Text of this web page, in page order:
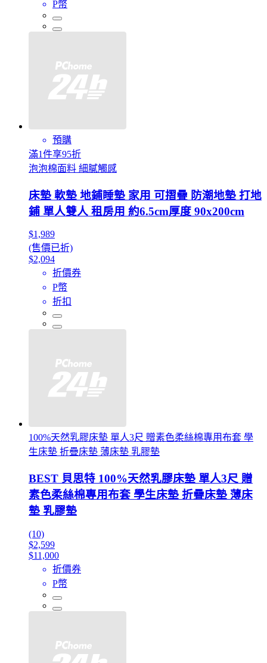
P幣
預購
滿1件享95折
泡泡棉面料 細膩觸感
床墊 軟墊 地鋪睡墊 家用 可摺疊 防潮地墊 打地
鋪 單人雙人 租房用 約6.5cm厚度 90x200cm
$1,989
(售價已折)
$2,094
折價券
P幣
折扣
100%天然乳膠床墊 單人3尺 贈素色柔絲棉專用布套 學
生床墊 折疊床墊 薄床墊 乳膠墊
BEST 貝思特 100%天然乳膠床墊 單人3尺 贈
素色柔絲棉專用布套 學生床墊 折疊床墊 薄床
墊 乳膠墊
(10)
$2,599
$11,000
折價券
P幣